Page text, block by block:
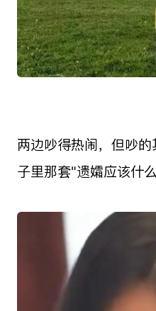
两边吵得热闹，但吵
子里那套"遗孀应该什